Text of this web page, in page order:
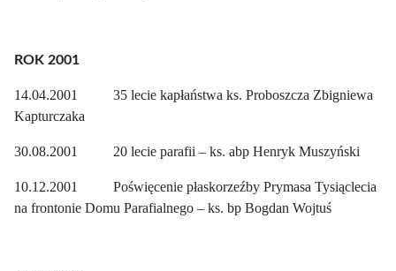
ROK 2001
14.04.2001 35 lecie kapłaństwa ks. Proboszcza Zbigniewa
Kapturczaka
30.08.2001 20 lecie parafii – ks. abp Henryk Muszyński
10.12.2001 Poświęcenie płaskorzeźby Prymasa Tysiąclecia
na frontonie Domu Parafialnego – ks. bp Bogdan Wojtuś